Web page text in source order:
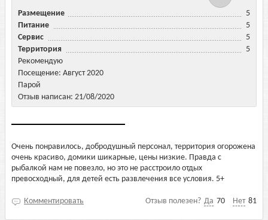
Размещение
5
Питание
5
Сервис
5
Территория
5
Рекомендую
Посещение: Август 2020
Парой
Отзыв написан: 21/08/2020
Очень понравилось, добродушный персонал, территория огорожена
очень красиво, домики шикарные, цены низкие. Правда с
рыбалкой нам не повезло, но это не расстроило отдых
превосходный, для детей есть развлечения все условия. 5+
Отзыв полезен? Да 70 Нет 81
Комментировать